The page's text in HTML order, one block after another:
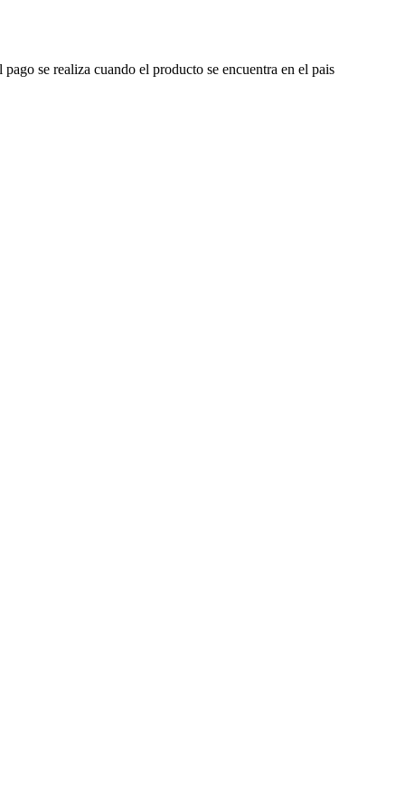
se realiza cuando el producto se encuentra en el pais